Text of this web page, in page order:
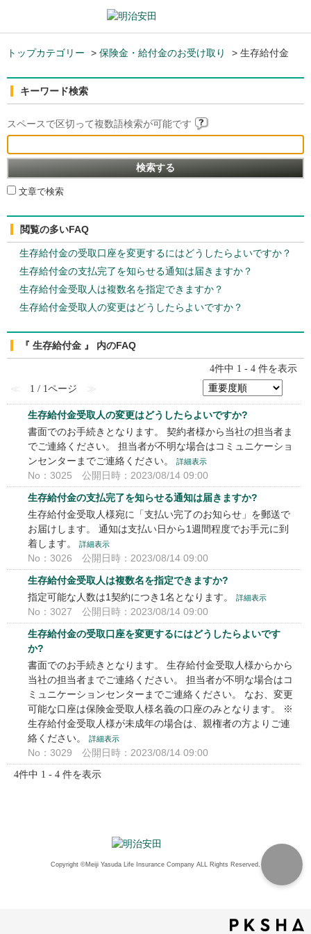
トップカテゴリー > 保険金・給付金のお受け取り > 生存給付金
キーワード検索
スペースで区切って複数語検索が可能です
文章で検索
閲覧の多いFAQ
生存給付金の受取口座を変更するにはどうしたらよいですか？
生存給付金の支払完了を知らせる通知は届きますか？
生存給付金受取人は複数名を指定できますか？
生存給付金受取人の変更はどうしたらよいですか？
『 生存給付金 』 内のFAQ
4件中 1 - 4 件を表示
≪
1 / 1ページ ≫
生存給付金受取人の変更はどうしたらよいですか?
書面でのお手続きとなります。 契約者様から当社の担当者ま
でご連絡ください。 担当者が不明な場合はコミュニケーショ
ンセンターまでご連絡ください。
詳細表示
No：3025
公開日時：2023/08/14 09:00
生存給付金の支払完了を知らせる通知は届きますか?
生存給付金受取人様宛に「支払い完了のお知らせ」を郵送で
お届けします。 通知は支払い日から1週間程度でお手元に到
着します。
詳細表示
No：3026
公開日時：2023/08/14 09:00
生存給付金受取人は複数名を指定できますか?
指定可能な人数は1契約につき1名となります。
詳細表示
No：3027
公開日時：2023/08/14 09:00
生存給付金の受取口座を変更するにはどうしたらよいです
か?
書面でのお手続きとなります。 生存給付金受取人様からから
当社の担当者までご連絡ください。 担当者が不明な場合はコ
ミュニケーションセンターまでご連絡ください。 なお、変更
可能な口座は保険金受取人様名義の口座のみとなります。 ※
生存給付金受取人様が未成年の場合は、親権者の方よりご連
絡ください。
詳細表示
No：3029 公開日時：2023/08/14 09:00
4件中 1 - 4 件を表示
Copyright ©Meiji Yasuda Life Insurance Company ALL Rights Reserved.